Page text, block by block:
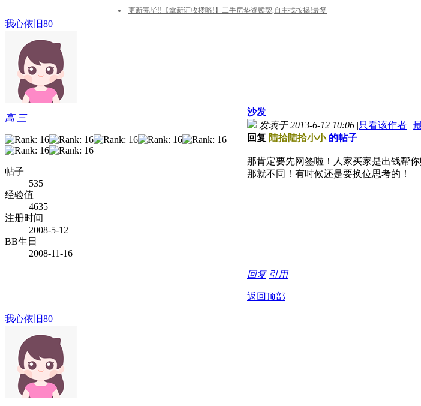
更新完毕!!【拿新证收楼咯!】二手房垫资赎契,自主找按揭!最复
我心依旧80
高 三
帖子
535
经验值
4635
注册时间
2008-5-12
BB生日
2008-11-16
沙发
发表于 2013-6-12 10:06 |只看该作者 |
回复 陆拾陆拾小小的帖子
那肯定要先网签啦！人家买家是出钱帮
那就不同！有时候还是要换位思考的！
回复 引用
返回顶部
我心依旧80